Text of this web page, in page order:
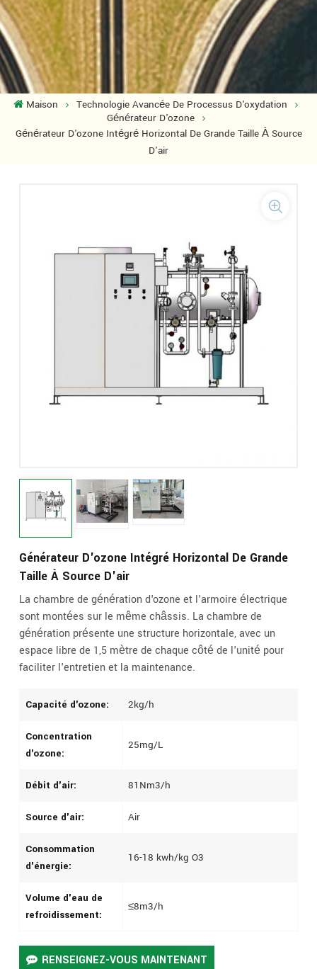
Maison
Technologie Avancée De Processus D'oxydation
Générateur D'ozone
Générateur D'ozone Intégré Horizontal De Grande Taille À Source
D'air
Générateur D'ozone Intégré Horizontal De Grande
Taille À Source D'air
La chambre de génération d'ozone et l'armoire électrique
sont montées sur le même châssis. La chambre de
génération présente une structure horizontale, avec un
espace libre de 1,5 mètre de chaque côté de l'unité pour
faciliter l'entretien et la maintenance.
Capacité d'ozone: 2kg/h
Concentration
d'ozone:
25mg/L
Débit d'air: 81Nm3/h
Source d'air: Air
Consommation
d'énergie:
16-18 kwh/kg O3
Volume d'eau de
refroidissement:
≤8m3/h
RENSEIGNEZ-VOUS MAINTENANT